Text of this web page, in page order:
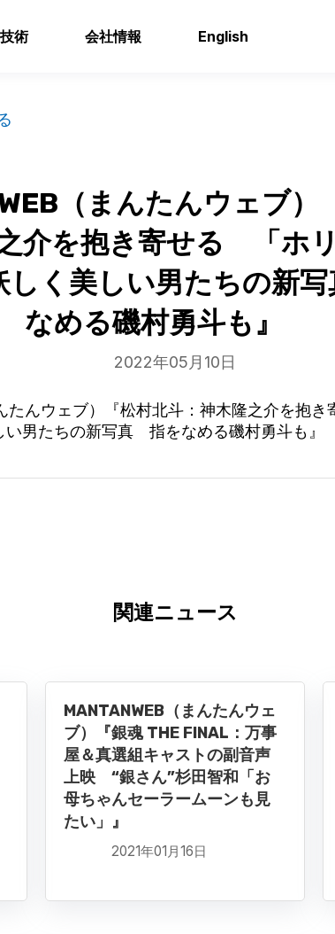
術 会社情報 English
（まんたんウェブ）
介を抱き寄せる 「ホ
しく美しい男たちの新
なめる磯村勇斗も』
2022年05月10日
たんウェブ）『松村北斗：神木隆之介を抱
男たちの新写真 指をなめる磯村勇斗も』
関連ニュース
MANTANWEB（まんたんウェ
ブ）『銀魂 THE FINAL：万事
屋＆真選組キャストの副音声
上映 “銀さん”杉田智和「お
母ちゃんセーラームーンも見
たい」』
2021年01月16日